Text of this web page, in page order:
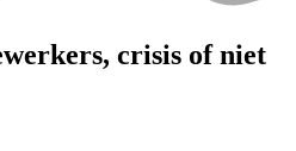
crisis of niet